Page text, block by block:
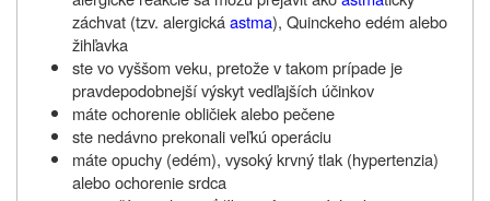
záchvat (tzv. alergickáastma), Quinckeho edém alebo
žihľavka
ste vo vyššom veku, pretože v takom prípade je
pravdepodobnejší výskyt vedľajších účinkov
máte ochorenie obličiek alebo pečene
ste nedávno prekonali veľkú operáciu
máte opuchy (edém), vysoký krvný tlak (hypertenzia)
alebo ochorenie srdca